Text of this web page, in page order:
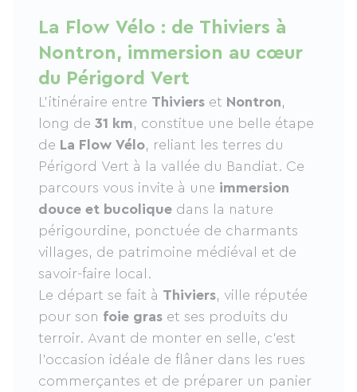
La Flow Vélo : de Thiviers à
Nontron, immersion au cœur
du Périgord Vert
L’itinéraire entre Thiviers et Nontron,
long de 31 km, constitue une belle étape
de La Flow Vélo, reliant les terres du
Périgord Vert à la vallée du Bandiat. Ce
parcours vous invite à une immersion
douce et bucolique dans la nature
périgourdine, ponctuée de charmants
villages, de patrimoine médiéval et de
savoir-faire local.
Le départ se fait à Thiviers, ville réputée
pour son foie gras et ses produits du
terroir. Avant de monter en selle, c’est
l’occasion idéale de flâner dans les rues
commerçantes et de préparer un panier